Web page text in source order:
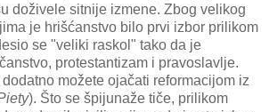
doživele sitnije izmene. Zbog velikog
je hrišćanstvo bilo prvi izbor prilikom
se "veliki raskol" tako da je
protestantizam i pravoslavlje.
možete ojačati reformacijom iz
). Što se špijunaže tiče, prilikom